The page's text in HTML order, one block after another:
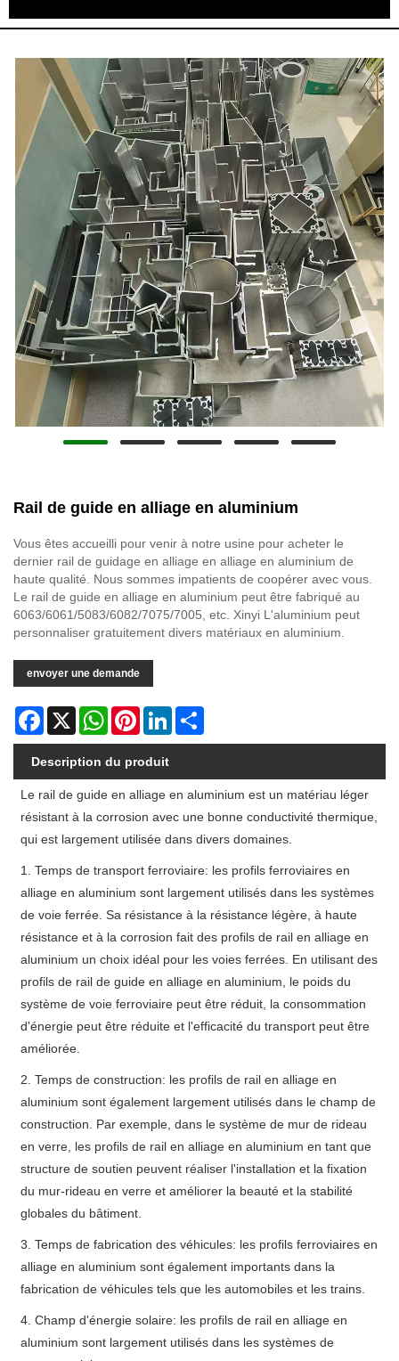
Rail de guide en alliage en aluminium
Vous êtes accueilli pour venir à notre usine pour acheter le
dernier rail de guidage en alliage en alliage en aluminium de
haute qualité. Nous sommes impatients de coopérer avec vous.
Le rail de guide en alliage en aluminium peut être fabriqué au
6063/6061/5083/6082/7075/7005, etc. Xinyi L'aluminium peut
personnaliser gratuitement divers matériaux en aluminium.
envoyer une demande
Facebook
X WhatsAppPinterestLinkedIn
Description du produit
Le rail de guide en alliage en aluminium est un matériau léger
résistant à la corrosion avec une bonne conductivité thermique,
qui est largement utilisée dans divers domaines.
1. Temps de transport ferroviaire: les profils ferroviaires en
alliage en aluminium sont largement utilisés dans les systèmes
de voie ferrée. Sa résistance à la résistance légère, à haute
résistance et à la corrosion fait des profils de rail en alliage en
aluminium un choix idéal pour les voies ferrées. En utilisant des
profils de rail de guide en alliage en aluminium, le poids du
système de voie ferroviaire peut être réduit, la consommation
d'énergie peut être réduite et l'efficacité du transport peut être
améliorée.
2. Temps de construction: les profils de rail en alliage en
aluminium sont également largement utilisés dans le champ de
construction. Par exemple, dans le système de mur de rideau
en verre, les profils de rail en alliage en aluminium en tant que
structure de soutien peuvent réaliser l'installation et la fixation
du mur-rideau en verre et améliorer la beauté et la stabilité
globales du bâtiment.
3. Temps de fabrication des véhicules: les profils ferroviaires en
alliage en aluminium sont également importants dans la
fabrication de véhicules tels que les automobiles et les trains.
4. Champ d'énergie solaire: les profils de rail en alliage en
aluminium sont largement utilisés dans les systèmes de